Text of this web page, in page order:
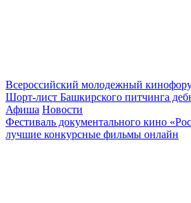
Всероссийский молодежный
Шорт-лист Башкирского питчинга
Афиша Новости
Фестиваль документального кино
лучшие конкурсные фильмы онлайн